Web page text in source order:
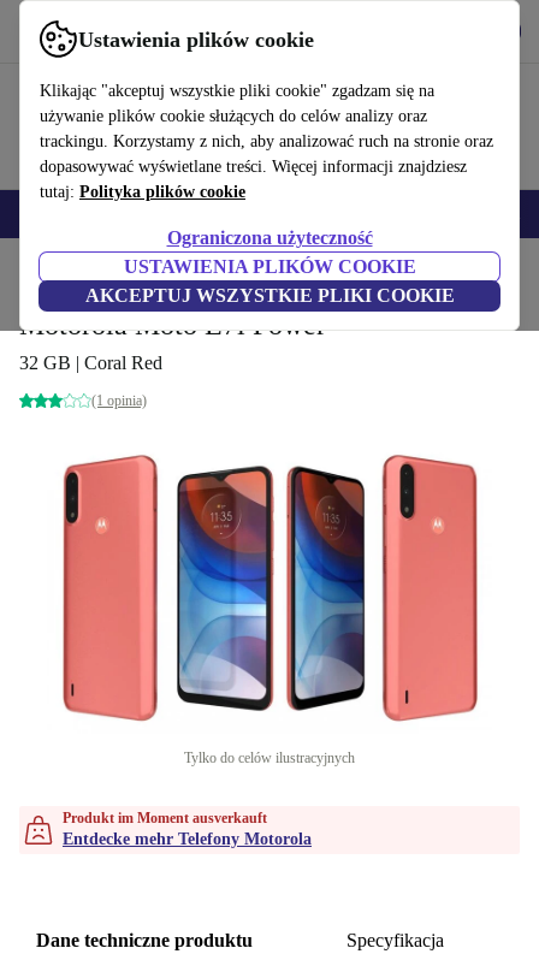
Ustawienia plików cookie
Klikając "akceptuj wszystkie pliki cookie" zgadzam się na
używanie plików cookie służących do celów analizy oraz
trackingu. Korzystamy z nich, aby analizować ruch na stronie oraz
dopasowywać wyświetlane treści. Więcej informacji znajdziesz
tutaj: Polityka plików cookie
Ograniczona użyteczność
USTAWIENIA PLIKÓW COOKIE
AKCEPTUJ WSZYSTKIE PLIKI COOKIE
Korzystaj z refurbed szybko i łatwo
Produkty Telefony i smartfony Telefony Motorola
Motorola Moto E7i Power
32 GB | Coral Red
(1 opinia)
Tylko do celów ilustracyjnych
Produkt im Moment ausverkauft
Entdecke mehr Telefony Motorola
Dane techniczne produktu Specyfikacja